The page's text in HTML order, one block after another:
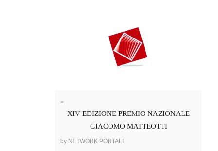
>
XIV EDIZIONE PREMIO NAZIONALE
GIACOMO MATTEOTTI
by NETWORK PORTALI